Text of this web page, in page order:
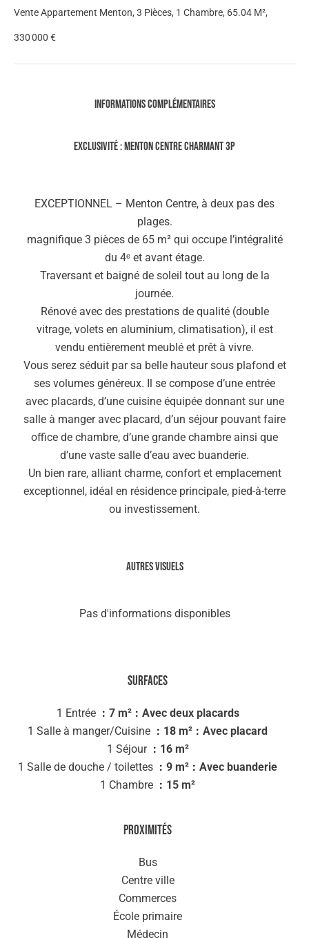
Vente Appartement Menton, 3 Pièces, 1 Chambre, 65.04 M²,
330 000 €
Informations complémentaires
Exclusivité : Menton Centre charmant 3P
EXCEPTIONNEL – Menton Centre, à deux pas des
plages.
magnifique 3 pièces de 65 m² qui occupe l’intégralité
du 4ᵉ et avant étage.
Traversant et baigné de soleil tout au long de la
journée.
Rénové avec des prestations de qualité (double
vitrage, volets en aluminium, climatisation), il est
vendu entièrement meublé et prêt à vivre.
Vous serez séduit par sa belle hauteur sous plafond et
ses volumes généreux. Il se compose d’une entrée
avec placards, d’une cuisine équipée donnant sur une
salle à manger avec placard, d’un séjour pouvant faire
office de chambre, d’une grande chambre ainsi que
d’une vaste salle d’eau avec buanderie.
Un bien rare, alliant charme, confort et emplacement
exceptionnel, idéal en résidence principale, pied-à-terre
ou investissement.
Autres visuels
Pas d'informations disponibles
Surfaces
1 Entrée 7 m²
Avec deux placards
1 Salle à manger/Cuisine
18 m²
Avec placard
1 Séjour
16 m²
1 Salle de douche / toilettes
9 m²
Avec buanderie
1 Chambre
15 m²
Proximités
Bus
Centre ville
Commerces
École primaire
Médecin